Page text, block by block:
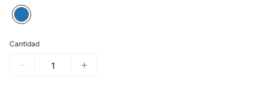
Cantidad